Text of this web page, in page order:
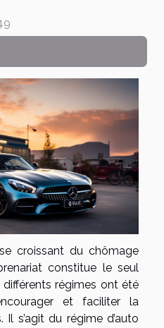
croissant du chômage
constitue le seul
régimes ont été
et faciliter la
s’agit du régime d’auto